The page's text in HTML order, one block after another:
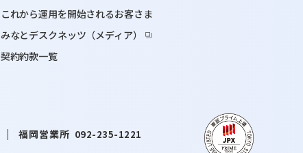
これから運用を開始されるお客さま
みなとデスクネッツ（メディア）
契約約款一覧
福岡営業所 092-235-1221